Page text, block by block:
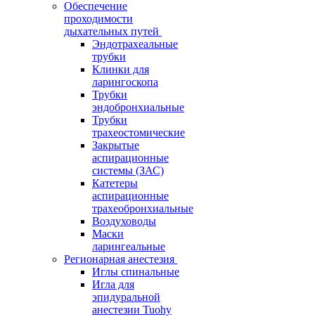
Обеспечение
проходимости
дыхательных путей
Эндотрахеальные
трубки
Клинки для
ларингоскопа
Трубки
эндобронхиальные
Трубки
трахеостомические
Закрытые
аспирационные
системы (ЗАС)
Катетеры
аспирационные
трахеобронхиальные
Воздуховоды
Маски
ларингеальные
Регионарная анестезия
Иглы спинальные
Игла для
эпидуральной
анестезии Tuohy